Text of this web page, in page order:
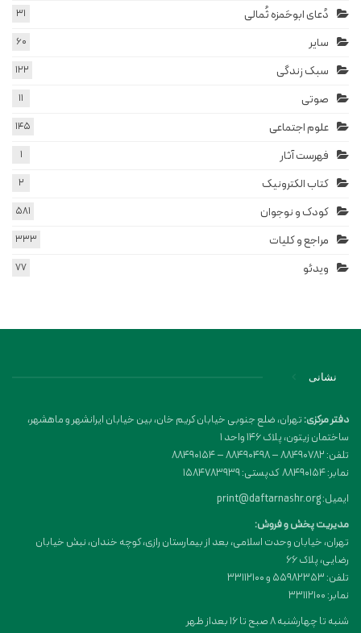
دُعای ابوحَمزه ثُمالی 31
سایر 60
سبک زندگی 122
صوتی 11
علوم اجتماعی 145
فهرست آثار 1
کتاب الکترونیک 2
کودک و نوجوان 581
مراجع و کلیات 333
ویدئو 77
نشانی
دفتر مرکزی:تهران، ضلع جنوبی خیابان کریم خان، بین خیابان ایرانشهر و ماهشهر،
ساختمان زیتون، پلاک 146 واحد 1
تلفن: 88490782 – 88490498 – 88490154
نمابر: 88490154 کدپستی: 1584783939
ایمیل: print@daftarnashr.org
مدیریت پخش و فروش:
تهران، خیابان وحدت اسلامی، بعد از بیمارستان رازی، کوچه خندان، نبش خیابان
رضایی، پلاک ۶۶
تلفن: 55982353 و 33112100
نمابر: 33112100
شنبه تا چهارشنبه 8 صبح تا 16 بعداز ظهر